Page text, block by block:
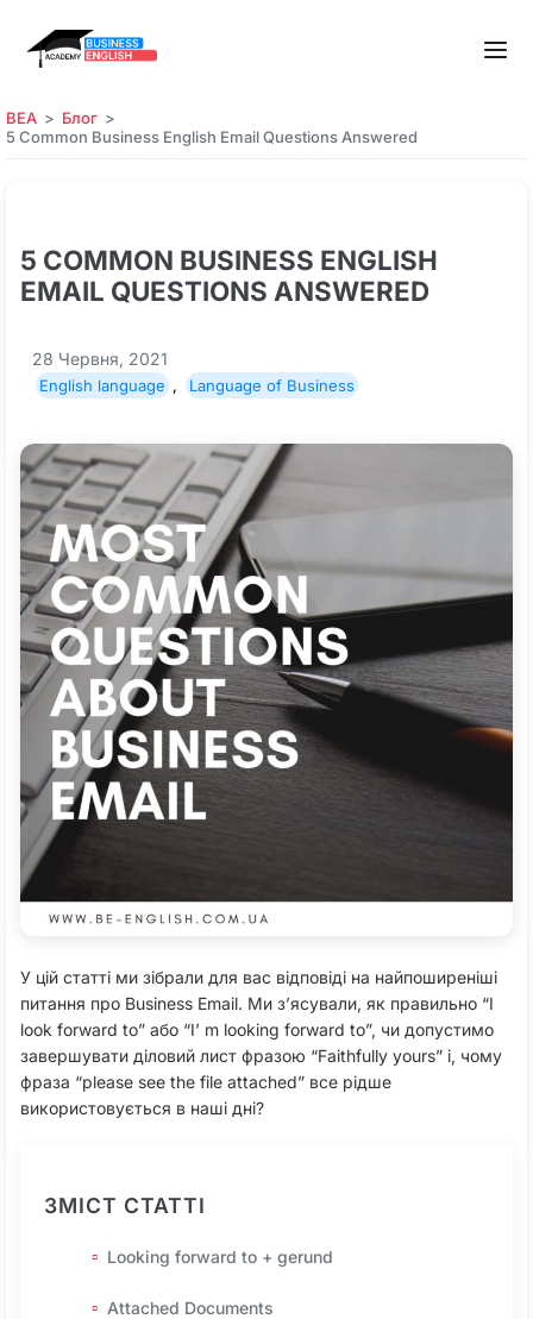
BEA
Блог
5 Common Business English Email Questions Answered
5 COMMON BUSINESS ENGLISH
EMAIL QUESTIONS ANSWERED
28 Червня, 2021
English language , Language of Business
У цій статті ми зібрали для вас відповіді на найпоширеніші
питання про Business Email. Ми з’ясували, як правильно “I
look forward to” або “I’ m looking forward to”, чи допустимо
завершувати діловий лист фразою “Faithfully yours” і, чому
фраза “please see the file attached” все рідше
використовується в наші дні?
ЗМІСТ СТАТТІ
Looking forward to + gerund
Attached Documents